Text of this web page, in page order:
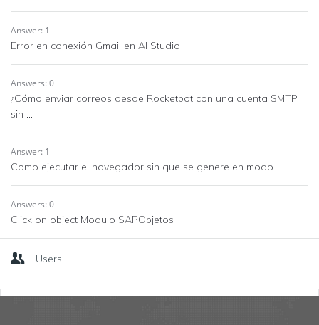
Answer: 1
Error en conexión Gmail en AI Studio
Answers: 0
¿Cómo enviar correos desde Rocketbot con una cuenta SMTP
sin ...
Answer: 1
Como ejecutar el navegador sin que se genere en modo ...
Answers: 0
Click on object Modulo SAPObjetos
Users